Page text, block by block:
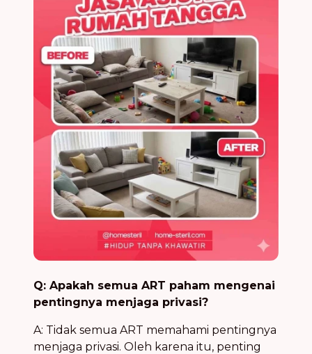
Q: Apakah semua ART paham mengenai
pentingnya menjaga privasi?
A: Tidak semua ART memahami pentingnya
menjaga privasi. Oleh karena itu, penting